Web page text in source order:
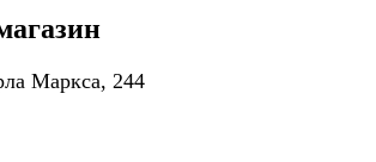
Маркса, 244